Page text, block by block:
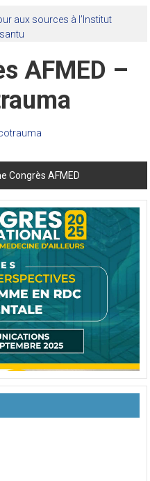
aux sources à l’Institut
AFMED –
Congrès AFMED